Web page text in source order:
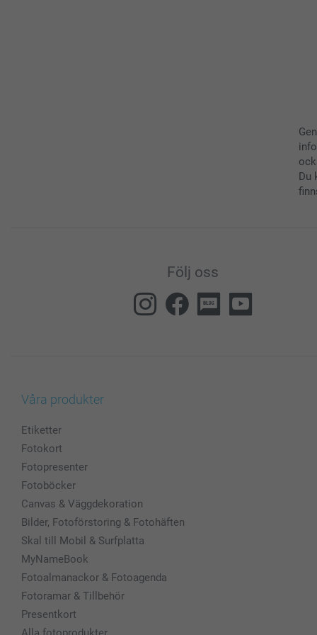
Du
Följ oss
Våra produkter
Etiketter
Fotokort
Fotopresenter
Fotoböcker
Canvas & Väggdekoration
Bilder, Fotoförstoring & Fotohäften
Skal till Mobil & Surfplatta
MyNameBook
Fotoalmanackor & Fotoagenda
Fotoramar & Tillbehör
Presentkort